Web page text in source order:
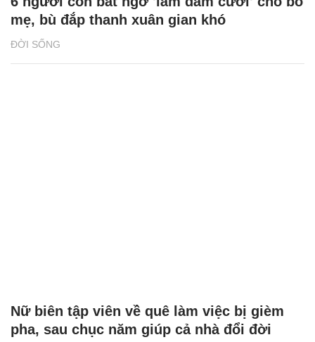
ĐỜI SỐNG
mẹ, bù đắp thanh xuân gian khó
Nữ biên tập viên về quê làm việc bị gièm
pha, sau chục năm giúp cả nhà đổi đời